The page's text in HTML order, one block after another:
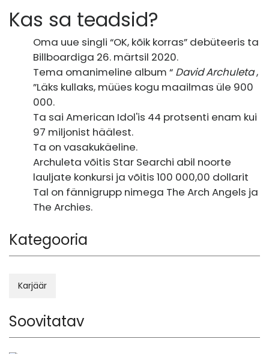
Kas sa teadsid?
Oma uue singli “OK, kõik korras” debüteeris ta
Billboardiga 26. märtsil 2020.
Tema omanimeline album “ David Archuleta,
”Läks kullaks, müües kogu maailmas üle 900
000.
Ta sai American Idol'is 44 protsenti enam kui
97 miljonist häälest.
Ta on vasakukäeline.
Archuleta võitis Star Searchi abil noorte
lauljate konkursi ja võitis 100 000,00 dollarit
Tal on fännigrupp nimega The Arch Angels ja
The Archies.
Kategooria
Karjäär
Soovitatav